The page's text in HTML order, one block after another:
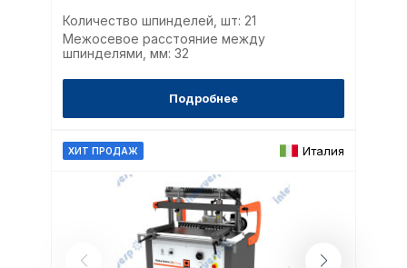
Количество шпинделей, шт: 21
Межосевое расстояние между
шпинделями, мм: 32
Подробнее
ХИТ ПРОДАЖ Италия